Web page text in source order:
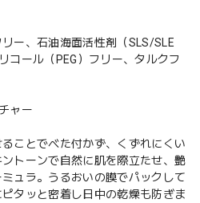
ー、石油海面活性剤（SLS/SLE
コール（PEG）フリー、タルクフ
ャー
ことでべた付かず、くずれにくい
トーンで自然に肌を際立たせ、艶
ュラ。うるおいの膜でパックして
タッと密着し日中の乾燥も防ぎま